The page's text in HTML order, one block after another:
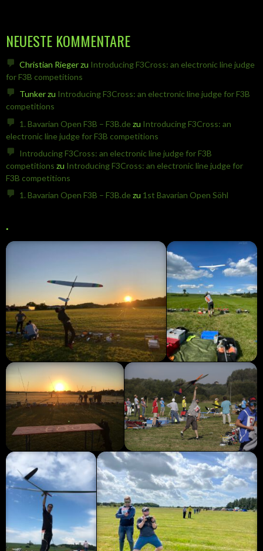
NEUESTE KOMMENTARE
Christian Riegerzu Introducing F3Cross: an electronic line judge
for F3B competitions
Tunkerzu Introducing F3Cross: an electronic line judge for F3B
competitions
1. Bavarian Open F3B – F3B.de zu Introducing F3Cross: an
electronic line judge for F3B competitions
Introducing F3Cross: an electronic line judge for F3B
competitions zu Introducing F3Cross: an electronic line judge for
F3B competitions
1. Bavarian Open F3B – F3B.de zu 1st Bavarian Open Söhl
.